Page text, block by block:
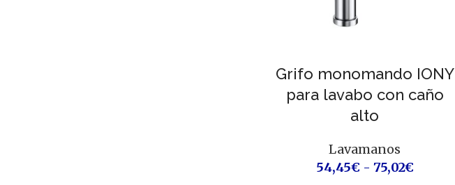
Grifo monomando IONY
para lavabo con caño
alto
Lavamanos
54,45€ - 75,02€